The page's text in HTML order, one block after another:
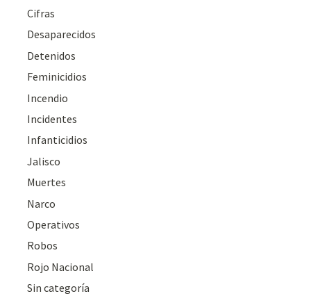
Cifras
Desaparecidos
Detenidos
Feminicidios
Incendio
Incidentes
Infanticidios
Jalisco
Muertes
Narco
Operativos
Robos
Rojo Nacional
Sin categoría